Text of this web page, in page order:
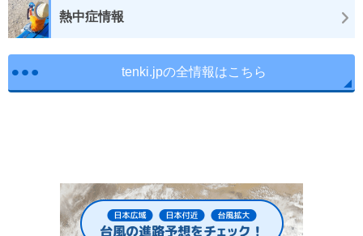
熱中症情報
tenki.jpの全情報はこちら